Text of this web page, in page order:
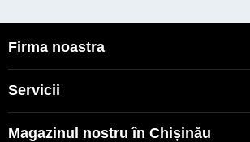
Firma noastra
Servicii
Magazinul nostru în Chișinău